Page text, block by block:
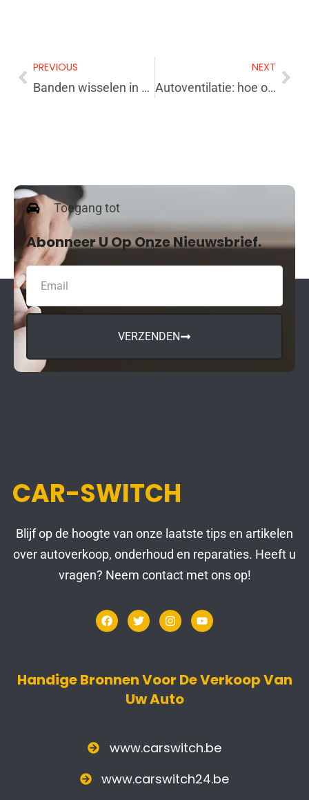
PREVIOUS
Banden wisselen in de winter voor uw gemoedsrust
NEXT
Autoventilatie: hoe ontwasem je een auto die geen ventilatie heeft?
Toegang tot
Abonneer U Op Onze Nieuwsbrief.
VERZENDEN
CAR-SWITCH
Blijf op de hoogte van onze laatste tips en artikelen
over autoverkoop, onderhoud en reparaties. Heeft u
vragen? Neem contact met ons op!
Handige Bronnen Voor De Verkoop Van
Uw Auto
www.carswitch.be
www.carswitch24.be